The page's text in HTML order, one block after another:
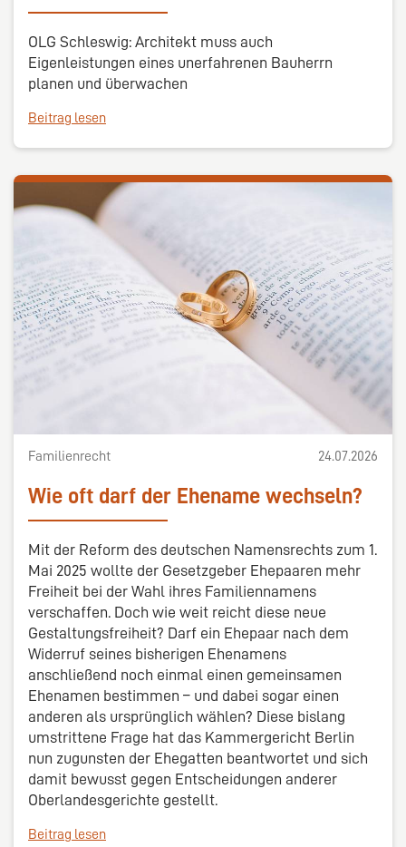
OLG Schleswig: Architekt muss auch
Eigenleistungen eines unerfahrenen Bauherrn
planen und überwachen
Beitrag lesen
Familienrecht 24.07.2026
Wie oft darf der Ehename wechseln?
Mit der Reform des deutschen Namensrechts zum 1.
Mai 2025 wollte der Gesetzgeber Ehepaaren mehr
Freiheit bei der Wahl ihres Familiennamens
verschaffen. Doch wie weit reicht diese neue
Gestaltungsfreiheit? Darf ein Ehepaar nach dem
Widerruf seines bisherigen Ehenamens
anschließend noch einmal einen gemeinsamen
Ehenamen bestimmen – und dabei sogar einen
anderen als ursprünglich wählen? Diese bislang
umstrittene Frage hat das Kammergericht Berlin
nun zugunsten der Ehegatten beantwortet und sich
damit bewusst gegen Entscheidungen anderer
Oberlandesgerichte gestellt.
Beitrag lesen